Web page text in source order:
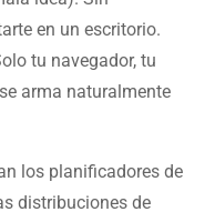
en un escritorio.
tu navegador, tu
arma naturalmente
los planificadores de
distribuciones de